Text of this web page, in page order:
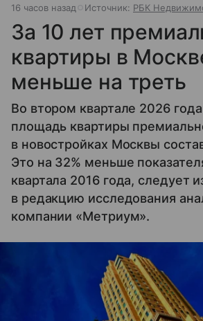
16 часов назад Источник: РБК
За 10 лет
квартиры в
меньше на треть
Во втором квартале 2026
площадь квартиры
в новостройках Москвы
Это на 32% меньше
квартала 2016 года, следует
в редакцию исследования
компании «Метриум».